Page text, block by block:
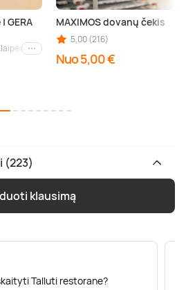
GERA
(aps.), Palanga (aps.), Nida (aps.),
Kiti miestai
MAXIMOS dovanų čekis
5,00 (216)
Nuo 5,00 €
(223)
klausimą
Talluti restorane?